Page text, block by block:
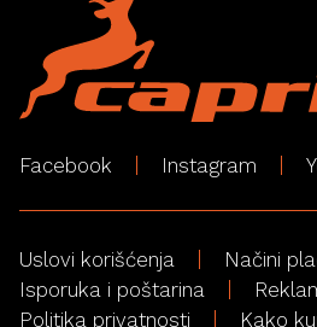
Facebook Instagram
Uslovi korišćenja
Načini
Isporuka i poštarina
Politika privatnosti
Kako